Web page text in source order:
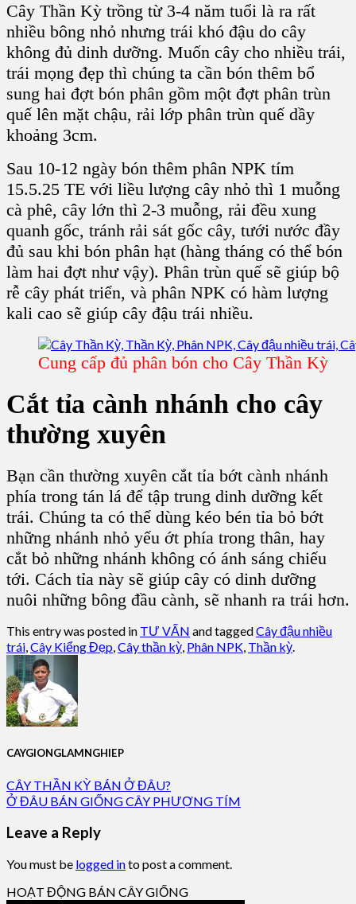
Cây Thần Kỳ trồng từ 3-4 năm tuổi là ra rất
nhiều bông nhỏ nhưng trái khó đậu do cây
không đủ dinh dưỡng. Muốn cây cho nhiều trái,
trái mọng đẹp thì chúng ta cần bón thêm bổ
sung hai đợt bón phân gồm một đợt phân trùn
quế lên mặt chậu, rải lớp phân trùn quế dầy
khoảng 3cm.
Sau 10-12 ngày bón thêm phân NPK tím
15.5.25 TE với liều lượng cây nhỏ thì 1 muỗng
cà phê, cây lớn thì 2-3 muỗng, rải đều xung
quanh gốc, tránh rải sát gốc cây, tưới nước đầy
đủ sau khi bón phân hạt (hàng tháng có thể bón
làm hai đợt như vậy). Phân trùn quế sẽ giúp bộ
rễ cây phát triển, và phân NPK có hàm lượng
kali cao sẽ giúp cây đậu trái nhiều.
Cung cấp đủ phân bón cho Cây Thần Kỳ
Cắt tỉa cành nhánh cho cây
thường xuyên
Bạn cần thường xuyên cắt tỉa bớt cành nhánh
phía trong tán lá để tập trung dinh dưỡng kết
trái. Chúng ta có thể dùng kéo bén tỉa bỏ bớt
những nhánh nhỏ yếu ớt phía trong thân, hay
cắt bỏ những nhánh không có ánh sáng chiếu
tới. Cách tỉa này sẽ giúp cây có dinh dưỡng
nuôi những bông đầu cành, sẽ nhanh ra trái hơn.
This entry was posted in TƯ VẤN and taggedCây đậu nhiều
trái,Cây Kiểng Đẹp,Cây thần kỳ, Phân NPK, Thần kỳ.
CAYGIONGLAMNGHIEP
CÂY THẦN KỲ BÁN Ở ĐÂU?
Ở ĐÂU BÁN GIỐNG CÂY PHƯỢNG TÍM
Leave a Reply
You must be logged into post a comment.
HOẠT ĐỘNG BÁN CÂY GIỐNG